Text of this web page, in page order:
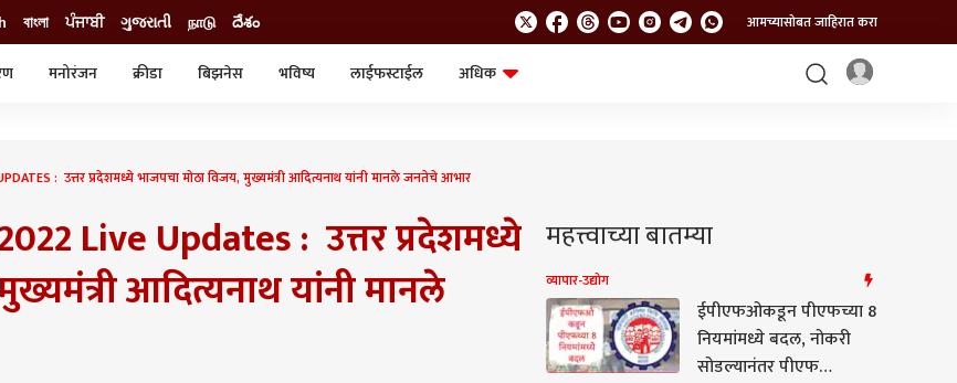
বাংলা ਪੰਜਾਬੀ ગુજરાતી நாடு దేశం आमच्यासोबत जाहिरात करा
मनोरंजन क्रीडा बिझनेस भविष्य लाईफस्टाईल
अधिक
ट्रेडिंग
: उत्तर प्रदेशमध्ये भाजपचा मोठा विजय, मुख्यमंत्री आदित्यनाथ यांनी मानले जनतेचे आभार
Live Updates : उत्तर प्रदेशमध्ये
आदित्यनाथ यांनी मानले
महत्त्वाच्या बातम्या
व्यापार-उद्योग
ईपीएफओकडून पीएफच्या 8
नियमांमध्ये बदल, नोकरी
सोडल्यानंतर पीएफ